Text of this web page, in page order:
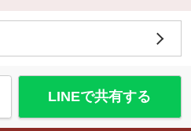
LINEで共有する